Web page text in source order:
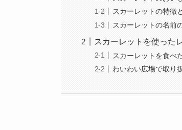
スカーレットの特徴
スカーレットの名前
スカーレットを使った
スカーレットを食べ
わいわい広場で取り